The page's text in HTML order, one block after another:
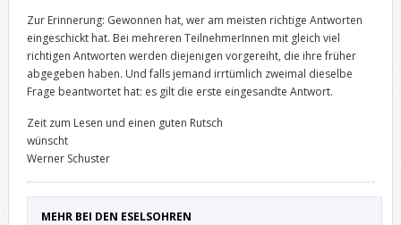
Zur Erinnerung: Gewonnen hat, wer am meisten richtige Antworten
eingeschickt hat. Bei mehreren TeilnehmerInnen mit gleich viel
richtigen Antworten werden diejenigen vorgereiht, die ihre früher
abgegeben haben. Und falls jemand irrtümlich zweimal dieselbe
Frage beantwortet hat: es gilt die erste eingesandte Antwort.
Zeit zum Lesen und einen guten Rutsch
wünscht
Werner Schuster
MEHR BEI DEN ESELSOHREN